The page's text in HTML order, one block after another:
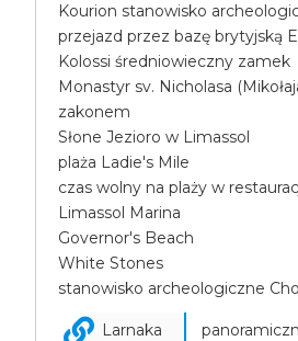
Kourion stanowisko
przejazd przez bazę brytyjską
Kolossi średniowieczny zamek
Monastyr sv. Nicholasa
zakonem
Słone Jezioro w Limassol
plaża Ladie's Mile
czas wolny na plaży w
Limassol Marina
Governor's Beach
White Stones
stanowisko archeologiczne
Larnaka